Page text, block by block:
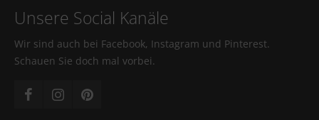
Unsere Social Kanäle
Wir sind auch bei Facebook, Instagram und Pinterest.
Schauen Sie doch mal vorbei.